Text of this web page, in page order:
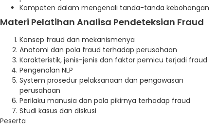
Kompeten dalam mengenali tanda-tanda kebohongan
Materi Pelatihan Analisa Pendeteksian Fraud
Konsep fraud dan mekanismenya
Anatomi dan pola fraud terhadap perusahaan
Karakteristik, jenis-jenis dan faktor pemicu terjadi fraud
Pengenalan NLP
System prosedur pelaksanaan dan pengawasan
perusahaan
Perilaku manusia dan pola pikirnya terhadap fraud
Studi kasus dan diskusi
Peserta